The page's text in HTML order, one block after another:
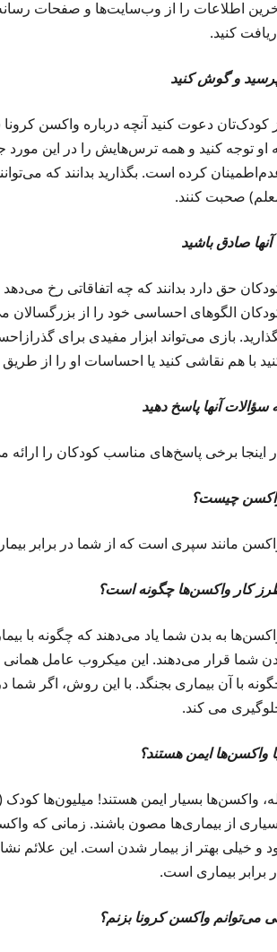
اطلاعات را از وب‌سایت‌ها و صفحات
کنید.
و گوش کنید
کودک‌تان دعوت کنید آنچه درباره واکسن‌
او توجه کنید و همه ترس‌هایش را در این
کرده است. بگذارید بدانند که
صحبت کنند.
آنها صادق باشید
حق دارد بدانند که چه اتفاقاتی رخ
الگوهای احساسی خود را از بزرگسالان
بازی می‌تواند ابزار مفیدی برای
با هم نقاشی کنید یا احساسات او را از
سؤالات آنها پاسخ دهید
اینجا برخی پاسخ‌های مناسب کودکان را ارائه
چیست؟
مانند سپری است که از شما در برابر
کار واکسن‌ها چگونه است؟
به بدن شما یاد می‌دهند که چگونه با
شما قرار می‌دهند. این میکروب عامل
با آن بیماری بجنگد. با این روش، اگر
می کند.
واکسن‌ها ایمن هستند؟
واکسن‌ها بسیار ایمن هستند! میلیون‌ها
از بیماری‌ها مصون باشند. زمانی که
و خیلی بهتر از بیمار شدن است. این
برابر بیماری است.
می‌توانم واکسن کرونا بزنم؟